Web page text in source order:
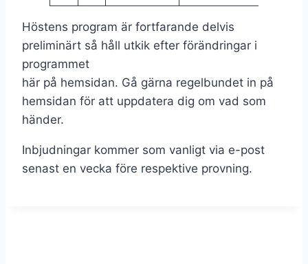
Höstens program är fortfarande delvis
preliminärt så håll utkik efter förändringar i
programmet
här på hemsidan. Gå gärna regelbundet in på
hemsidan för att uppdatera dig om vad som
händer.
Inbjudningar kommer som vanligt via e-post
senast en vecka före respektive provning.